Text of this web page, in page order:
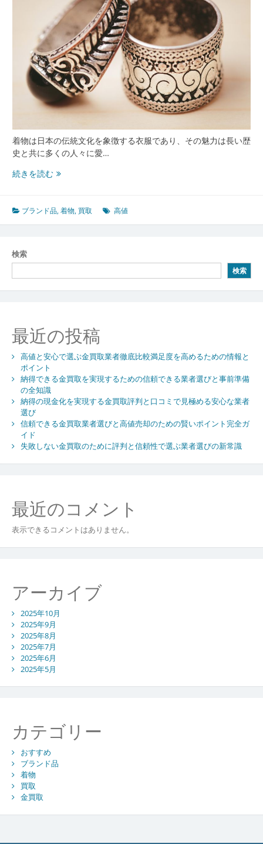
着物は日本の伝統文化を象徴する衣服であり、その魅力は長い歴
史と共に多くの人々に愛…
続きを読む着
魅
力
ブランド品,着物, 買取 高値
検索
検索
最近の投稿
高値と安心で選ぶ金買取業者徹底比較満足度を高めるための情報と
ポイント
納得できる金買取を実現するための信頼できる業者選びと事前準備
の全知識
納得の現金化を実現する金買取評判と口コミで見極める安心な業者
選び
信頼できる金買取業者選びと高値売却のための賢いポイント完全ガ
イド
失敗しない金買取のために評判と信頼性で選ぶ業者選びの新常識
最近のコメント
表示できるコメントはありません。
アーカイブ
2025年10月
2025年9月
2025年8月
2025年7月
2025年6月
2025年5月
カテゴリー
おすすめ
ブランド品
着物
買取
金買取